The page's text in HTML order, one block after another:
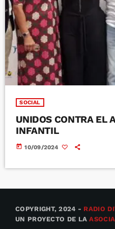
SOCIAL
UNIDOS CONTRA EL
INFANTIL
today 10/09/2024
COPYRIGHT, 2024 - RADIO
UN PROYECTO DE LA